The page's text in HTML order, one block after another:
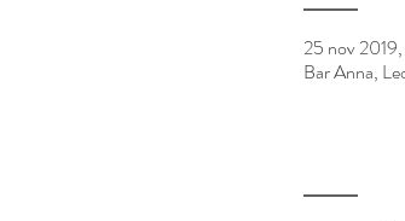
25 nov
Bar Anna,